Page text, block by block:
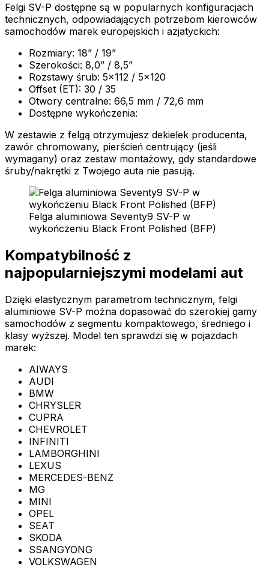
Felgi SV-P dostępne są w popularnych konfiguracjach
technicznych, odpowiadających potrzebom kierowców
samochodów marek europejskich i azjatyckich:
Rozmiary: 18” / 19”
Szerokości: 8,0” / 8,5”
Rozstawy śrub: 5x112 / 5x120
Offset (ET): 30 / 35
Otwory centralne: 66,5 mm / 72,6 mm
Dostępne wykończenia:
W zestawie z felgą otrzymujesz dekielek producenta,
zawór chromowany, pierścień centrujący (jeśli
wymagany) oraz zestaw montażowy, gdy standardowe
śruby/nakrętki z Twojego auta nie pasują.
Felga aluminiowa Seventy9 SV-P w
wykończeniu Black Front Polished (BFP)
Kompatybilność z
najpopularniejszymi modelami aut
Dzięki elastycznym parametrom technicznym, felgi
aluminiowe SV-P można dopasować do szerokiej gamy
samochodów z segmentu kompaktowego, średniego i
klasy wyższej. Model ten sprawdzi się w pojazdach
marek:
AIWAYS
AUDI
BMW
CHRYSLER
CUPRA
CHEVROLET
INFINITI
LAMBORGHINI
LEXUS
MERCEDES-BENZ
MG
MINI
OPEL
SEAT
SKODA
SSANGYONG
VOLKSWAGEN